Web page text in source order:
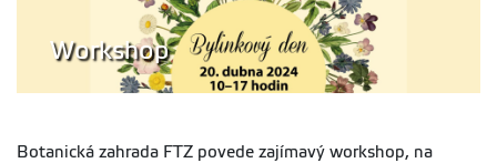
Workshop
Botanická zahrada FTZ povede zajímavý workshop, na